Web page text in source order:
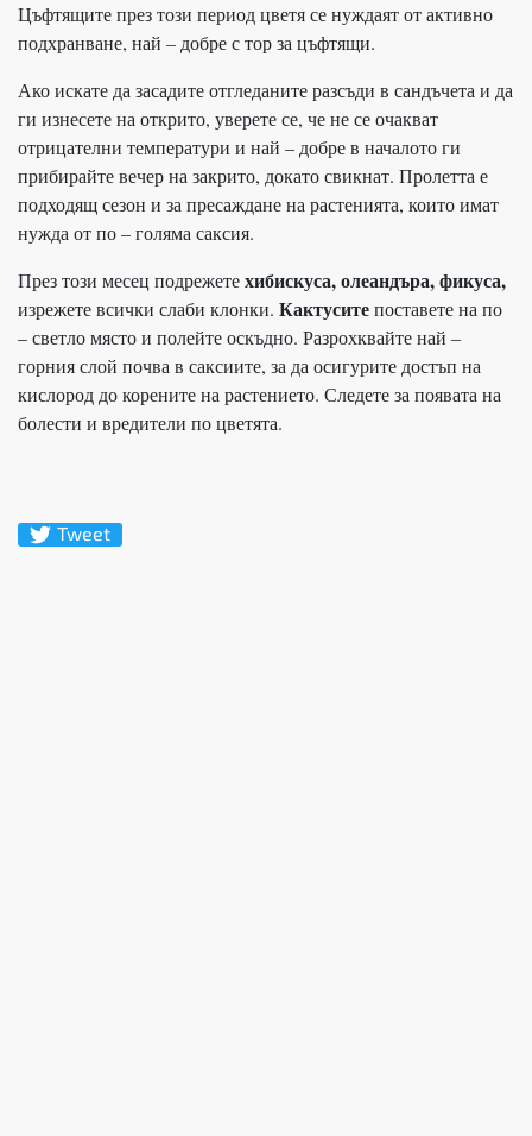
Цъфтящите през този период цветя се нуждаят от активно
подхранване, най – добре с тор за цъфтящи.
Ако искате да засадите отгледаните разсъди в сандъчета и да
ги изнесете на открито, уверете се, че не се очакват
отрицателни температури и най – добре в началото ги
прибирайте вечер на закрито, докато свикнат. Пролетта е
подходящ сезон и за пресаждане на растенията, които имат
нужда от по – голяма саксия.
През този месец подрежетехибискуса, олеандъра, фикуса,
изрежете всички слаби клонки. Кактуситепоставете на по
– светло място и полейте оскъдно. Разрохквайте най –
горния слой почва в саксиите, за да осигурите достъп на
кислород до корените на растението. Следете за появата на
болести и вредители по цветята.
Tweet